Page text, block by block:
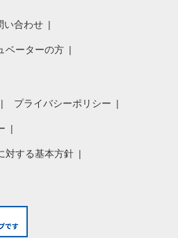
い合わせ
ベーターの方
プライバシーポリシー
対する基本方針